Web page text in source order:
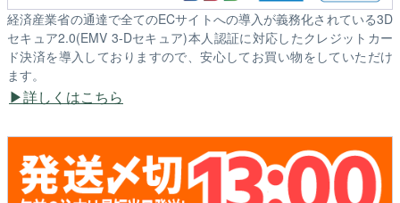
経済産業省の通達で全てのECサイトへの導入が義務化されている3D
セキュア2.0(EMV 3-Dセキュア)本人認証に対応したクレジットカー
ド決済を導入しておりますので、安心してお買い物をしていただけ
ます。
詳しくはこちら